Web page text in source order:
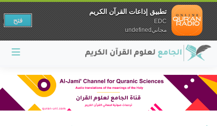
تطبيق إذاعات القرآن الكريم
EDC
مجانيundefined
فتح